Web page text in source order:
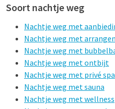
Soort nachtje weg
Nachtje weg met
Nachtje weg met
Nachtje weg met
Nachtje weg met ontbijt
Nachtje weg met privé spa
Nachtje weg met sauna
Nachtje weg met wellness